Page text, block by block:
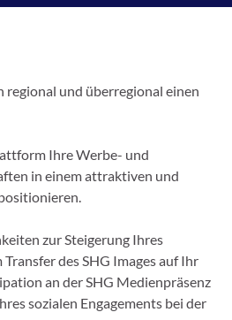
regional und überregional einen
Ihre Werbe- und
in einem attraktiven und
zur Steigerung Ihres
des SHG Images auf Ihr
an der SHG Medienpräsenz
sozialen Engagements bei der